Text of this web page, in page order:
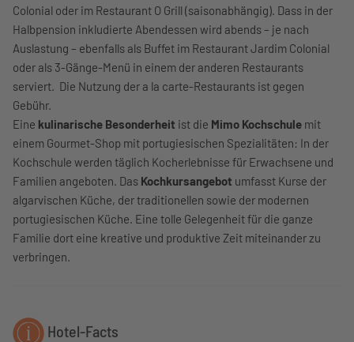
Colonial oder im Restaurant O Grill (saisonabhängig). Dass in der
Halbpension inkludierte Abendessen wird abends – je nach
Auslastung – ebenfalls als Buffet im Restaurant Jardim Colonial
oder als 3-Gänge-Menü in einem der anderen Restaurants
serviert. Die Nutzung der a la carte-Restaurants ist gegen
Gebühr.
Eine kulinarische Besonderheit ist die Mimo Kochschule mit
einem Gourmet-Shop mit portugiesischen Spezialitäten: In der
Kochschule werden täglich Kocherlebnisse für Erwachsene und
Familien angeboten. Das Kochkursangebot umfasst Kurse der
algarvischen Küche, der traditionellen sowie der modernen
portugiesischen Küche. Eine tolle Gelegenheit für die ganze
Familie dort eine kreative und produktive Zeit miteinander zu
verbringen.
Hotel-Facts